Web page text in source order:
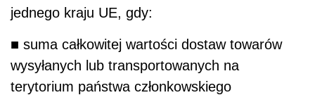
jednego kraju UE, gdy:
■ suma całkowitej wartości dostaw towarów
wysyłanych lub transportowanych na
terytorium państwa członkowskiego